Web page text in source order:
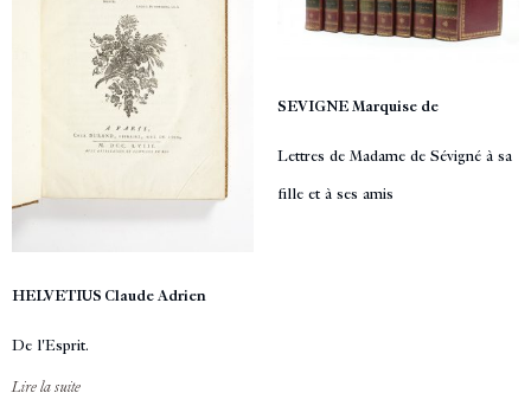
HELVETIUS Claude Adrien
De l'Esprit.
Lire la suite
SEVIGNE Marquise de
Lettres de Madame de Sévigné à sa
fille et à ses amis